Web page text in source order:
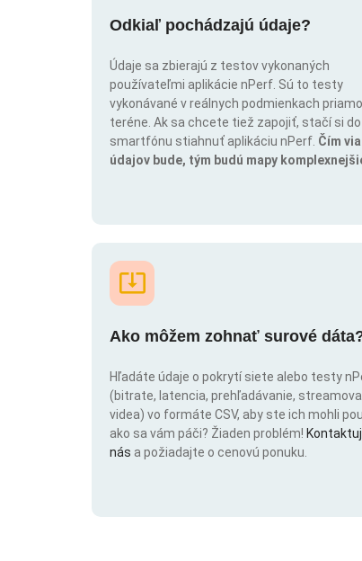
Odkiaľ pochádzajú údaje?
Údaje sa zbierajú z testov vykonaných
používateľmi aplikácie nPerf. Sú to testy
vykonávané v reálnych podmienkach
teréne. Ak sa chcete tiež zapojiť, stačí si do
smartfónu stiahnuť aplikáciu nPerf. Čím
údajov bude, tým budú mapy
Ako môžem zohnať surové
Hľadáte údaje o pokrytí siete alebo testy
(bitrate, latencia, prehľadávanie,
videa) vo formáte CSV, aby ste ich mohli
ako sa vám páči? Žiaden problém!
nás a požiadajte o cenovú ponuku.